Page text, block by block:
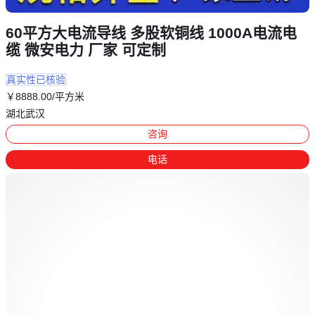
60平方大电流导线 多股软铜线 1000A电流电
缆 微安电力 厂家 可定制
真实性已核验
￥8888 .00/平方米
湖北武汉
咨询
电话